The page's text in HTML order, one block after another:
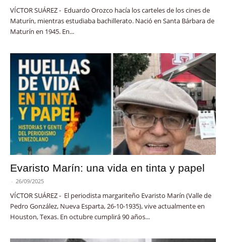
VÍCTOR SUÁREZ - Eduardo Orozco hacía los carteles de los cines de
Maturín, mientras estudiaba bachillerato. Nació en Santa Bárbara de
Maturín en 1945. En...
Evaristo Marín: una vida en tinta y papel
- 26/09/2025
VÍCTOR SUÁREZ - El periodista margariteño Evaristo Marín (Valle de
Pedro González, Nueva Esparta, 26-10-1935), vive actualmente en
Houston, Texas. En octubre cumplirá 90 años...